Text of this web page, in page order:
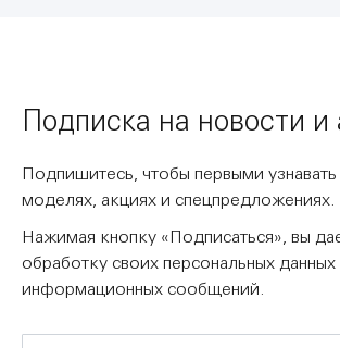
Подписка на новости и
Подпишитесь, чтобы первыми
моделях, акциях и спецпредложениях.
Нажимая кнопку «Подписаться», вы
обработку своих персональных
информационных сообщений.